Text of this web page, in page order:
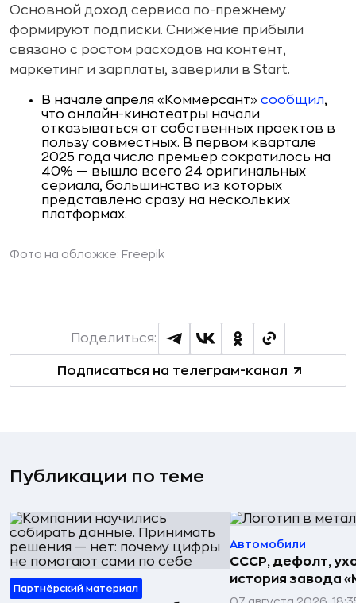
Основной доход сервиса по-прежнему
формируют подписки. Снижение прибыли
связано с ростом расходов на контент,
маркетинг и зарплаты, заверили в Start.
В начале апреля «Коммерсант» сообщил,
что онлайн-кинотеатры начали
отказываться от собственных проектов в
пользу совместных. В первом квартале
2025 года число премьер сократилось на
40% — вышло всего 24 оригинальных
сериала, большинство из которых
представлено сразу на нескольких
платформах.
Фото на обложке: Freepik
Подписаться на телеграм-канал
Поделиться:
Публикации по теме
Партнёрский материал
Автомобили
СССР, дефолт,
история завода